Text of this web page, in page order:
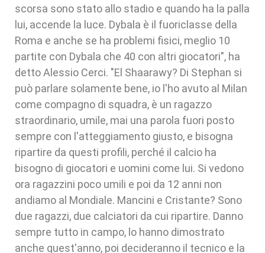
scorsa sono stato allo stadio e quando ha la palla
lui, accende la luce. Dybala è il fuoriclasse della
Roma e anche se ha problemi fisici, meglio 10
partite con Dybala che 40 con altri giocatori", ha
detto Alessio Cerci. "El Shaarawy? Di Stephan si
può parlare solamente bene, io l'ho avuto al Milan
come compagno di squadra, è un ragazzo
straordinario, umile, mai una parola fuori posto
sempre con l'atteggiamento giusto, e bisogna
ripartire da questi profili, perché il calcio ha
bisogno di giocatori e uomini come lui. Si vedono
ora ragazzini poco umili e poi da 12 anni non
andiamo al Mondiale. Mancini e Cristante? Sono
due ragazzi, due calciatori da cui ripartire. Danno
sempre tutto in campo, lo hanno dimostrato
anche quest'anno, poi decideranno il tecnico e la